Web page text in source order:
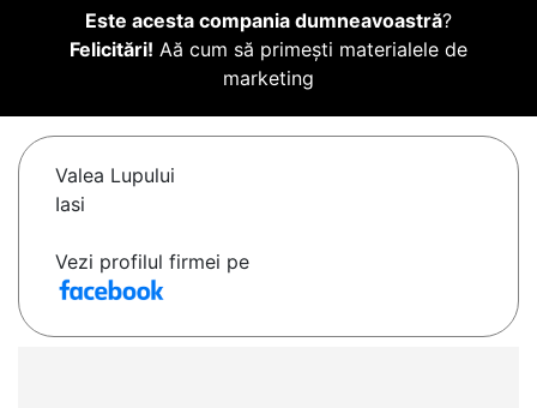
Este acesta compania dumneavoastră?
Felicitări! Aă cum să primești materialele de
marketing
Valea Lupului
Iasi
Vezi profilul firmei pe